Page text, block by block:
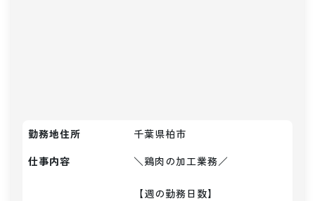
勤務地住所
千葉県柏市
仕事内容
＼鶏肉の加工業務／
【週の勤務日数】